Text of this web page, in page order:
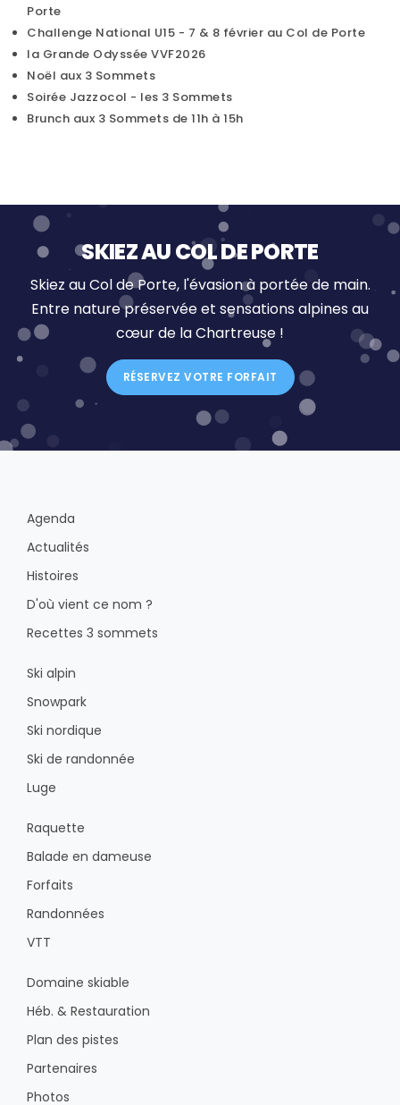
Porte
Challenge National U15 - 7 & 8 février au Col de Porte
la Grande Odyssée VVF2026
Noël aux 3 Sommets
Soirée Jazzocol - les 3 Sommets
Brunch aux 3 Sommets de 11h à 15h
SKIEZ AU COL DE PORTE
Skiez au Col de Porte, l'évasion à portée de main.
Entre nature préservée et sensations alpines au
cœur de la Chartreuse !
RÉSERVEZ VOTRE FORFAIT
Agenda
Actualités
Histoires
D'où vient ce nom ?
Recettes 3 sommets
Ski alpin
Snowpark
Ski nordique
Ski de randonnée
Luge
Raquette
Balade en dameuse
Forfaits
Randonnées
VTT
Domaine skiable
Héb. & Restauration
Plan des pistes
Partenaires
Photos